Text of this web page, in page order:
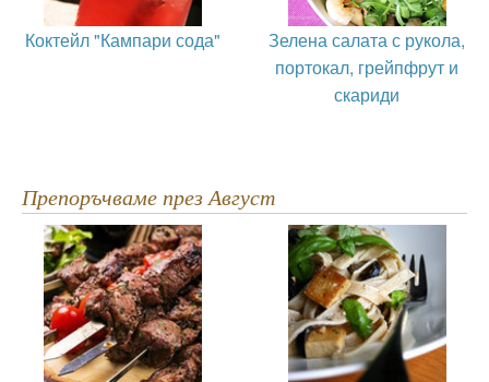
Коктейл "Кампари сода"
Зелена салата с рукола,
портокал, грейпфрут и
скариди
Препоръчваме през Август